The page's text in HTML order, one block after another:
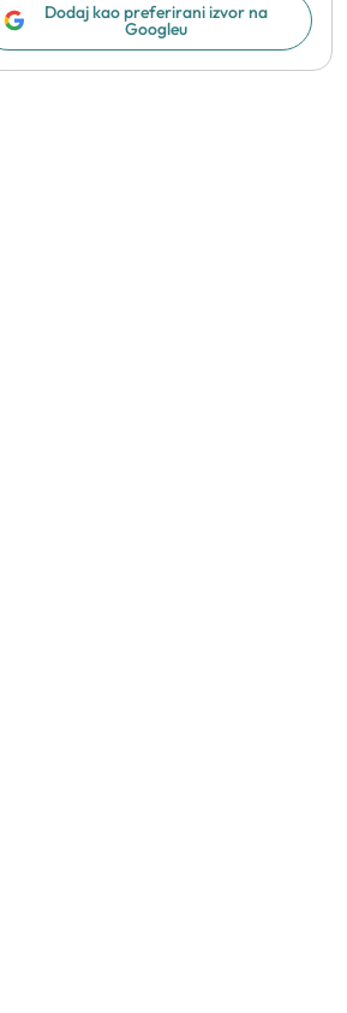
Dodaj kao preferirani izvor na
Googleu